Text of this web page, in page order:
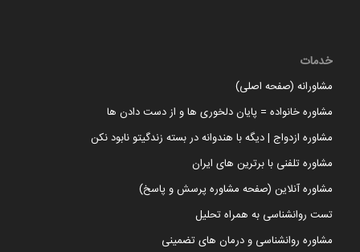
خدمات
مشاورانه (صفحه اصلی)
مشاوره خانواده = پایان دلخوری ها و از دست دادن ها
مشاوره ازدواج | دیگه با هندوانه در بسته زندگیتو نابود نکن
مشاوره تلفنی با برترین های ایران
مشاوره آنلاین (صفحه مشاوره پرسش و پاسخ)
تست روانشناسی به همراه تحلیل
مشاوره روانشناسی و درمان های تضمینی